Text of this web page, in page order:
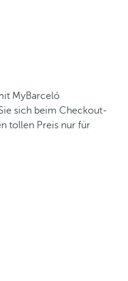
MyBarceló
sich beim Checkout-
tollen Preis nur für